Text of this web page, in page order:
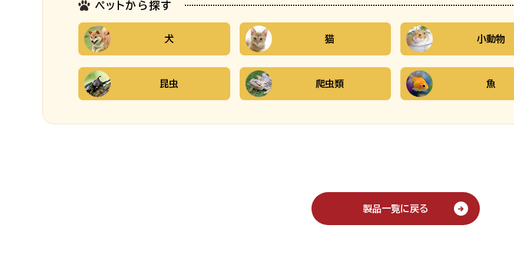
ペットから探す
犬 猫 小動物
昆虫 爬虫類 魚
製品一覧に戻る